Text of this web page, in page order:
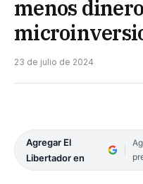
menos
23 de julio de 2024
Agregar El
Libertador en